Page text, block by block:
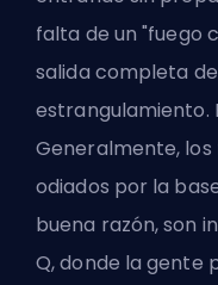
falta de un "fuego
salida completa
estrangulamiento.
Generalmente, los
odiados por la
buena razón, son
Q, donde la gente